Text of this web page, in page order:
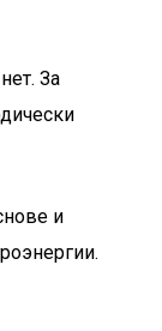
За
и